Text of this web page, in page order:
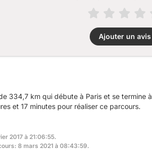
Ajouter un avis
334,7 km qui débute à Paris et se termine
et 17 minutes pour réaliser ce parcours.
2017 à 21:06:55.
8 mars 2021 à 08:43:59.